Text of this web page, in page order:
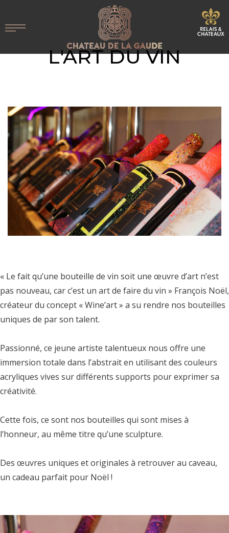
L'ART DU VIN
« Le fait qu’une bouteille de vin soit une œuvre d’art n’est
pas nouveau, car c’est un art de faire du vin » François Noël,
créateur du concept « Wine’art » a su rendre nos bouteilles
uniques de par son talent.
Passionné, ce jeune artiste talentueux nous offre une
immersion totale dans l’abstrait en utilisant des couleurs
acryliques vives sur différents supports pour exprimer sa
créativité.
Cette fois, ce sont nos bouteilles qui sont mises à
l’honneur, au même titre qu’une sculpture.
Des œuvres uniques et originales à retrouver au caveau,
un cadeau parfait pour Noël !